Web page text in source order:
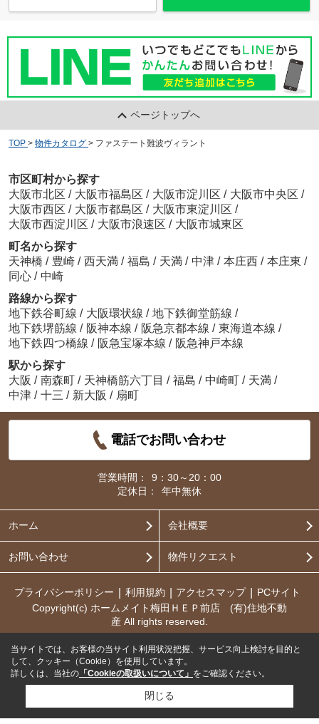
ページトップへ
TOP > 物件カタログ > ファステート難波ヴィラント
市区町村から探す
大阪市北区 / 大阪市福島区 / 大阪市淀川区 / 大阪市中央区 /
大阪市西区 / 大阪市都島区 / 大阪市東淀川区 /
大阪市西淀川区 / 大阪市浪速区 / 大阪市城東区
町名から探す
天神橋 / 豊崎 / 西天満 / 福島 / 天満 / 中津 / 本庄西 / 本庄東 /
同心 / 中崎
路線から探す
地下鉄谷町線 / 大阪環状線 / 地下鉄御堂筋線 /
地下鉄堺筋線 / 阪神本線 / 阪急京都本線 / 東海道本線 /
地下鉄四つ橋線 / 阪急宝塚本線 / 阪急神戸本線
駅から探す
大阪 / 南森町 / 天神橋筋六丁目 / 福島 / 中崎町 / 天満 /
中津 / 十三 / 新大阪 / 扇町
電話でお問い合わせ
営業時間：
9：30～20：00
定休日：
年中無休
ホーム 会社概要
お問い合わせ 物件リクエスト
プライバシーポリシー 利用規約 アクセスマップ
PCサイト
Copyright(c) ホームメイト梅田ＨＥＰ前店 (有)住地不動
産 All rights reserved.
当サイトでは、お客様の当サイト利用状況把握、サービス向上検討を目的と
して、クッキー（Cookie）を使用しています。
詳しくは、当社の 「Cookieの取扱いについて」 をご確認ください。
閉じる